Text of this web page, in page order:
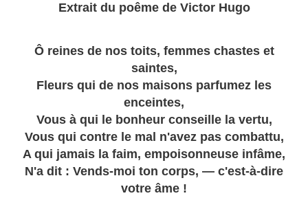
Extrait du poême de Victor Hugo
Ô reines de nos toits, femmes chastes et
saintes,
Fleurs qui de nos maisons parfumez les
enceintes,
Vous à qui le bonheur conseille la vertu,
Vous qui contre le mal n'avez pas combattu,
A qui jamais la faim, empoisonneuse infâme,
N'a dit : Vends-moi ton corps, — c'est-à-dire
votre âme !